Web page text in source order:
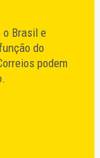
o Brasil e
do
podem